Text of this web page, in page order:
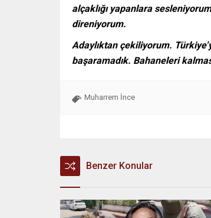
alçaklığı yapanlara
direniyorum.
Adaylıktan çekiliyorum.
başaramadık. Bahaneleri
Muharrem İnce
Benzer Konular